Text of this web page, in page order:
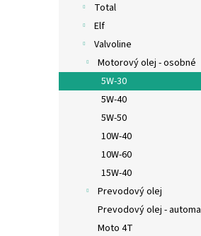
Total
Elf
Valvoline
Motorový olej - osobné
5W-30
5W-40
5W-50
10W-40
10W-60
15W-40
Prevodový olej
Prevodový olej -
Moto 4T